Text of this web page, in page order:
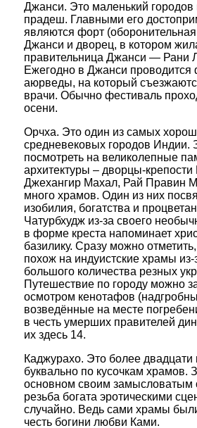
Джанси. Это маленький городов
прадеш. Главными его
являются форт (оборонительная
Джанси и дворец, в котором
правительница Джанси — Рани
Ежегодно в Джанси проводится
аюрведы, на который
врачи. Обычно фестиваль
осени.
Орчха. Это один из самых
средневековых городов Индии.
посмотреть на великолепные
архитектуры – дворцы-
Джехангир Махал, Рай Правин
много храмов. Один из них
изобилия, богатства и
Чатурбхудж из-за своего
в форме креста напоминает
базилику. Сразу можно
похож на индуистские храмы из-
большого количества резных
Путешествие по городу можно
осмотром кенотафов
возведённые на месте
в честь умерших правителей
их здесь 14.
Каджурахо. Это более двадцати
буквально по кусочкам храмов.
основном своим замысловатым
резьба богата эротическими
случайно. Ведь сами храмы
честь богини любви Ками.